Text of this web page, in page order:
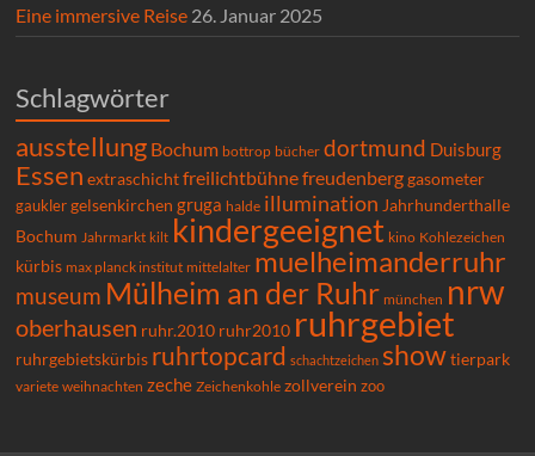
Eine immersive Reise 26. Januar 2025
Schlagwörter
ausstellung Bochum bottrop bücher dortmund Duisburg
Essen extraschicht freilichtbühnefreudenberg gasometer
gaukler gelsenkirchen gruga halde illumination Jahrhunderthalle
Bochum Jahrmarkt kilt kindergeeignet kino Kohlezeichen
kürbis max planck institut mittelalter muelheimanderruhr
museum Mülheim an der Ruhr münchen nrw
oberhausen ruhr.2010 ruhr2010 ruhrgebiet
ruhrgebietskürbis ruhrtopcard schachtzeichen show tierpark
variete weihnachten zeche Zeichenkohle zollverein zoo